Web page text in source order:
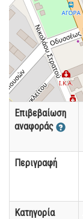
Επιβεβαίωση
αναφοράς
Περιγραφή
Κατηγορία